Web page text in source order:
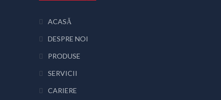
ACASĂ
DESPRE NOI
PRODUSE
SERVICII
CARIERE